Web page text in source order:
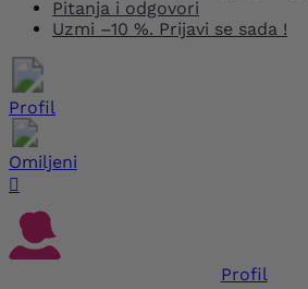
Pitanja i odgovori
Uzmi –10 %. Prijavi se sada !
Profil
Omiljeni

Profil